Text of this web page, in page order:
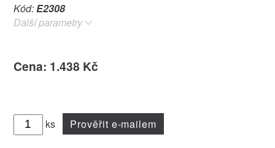
Kód:E2308
Další parametry
Cena: 1.438 Kč
ks Prověřit e-mailem